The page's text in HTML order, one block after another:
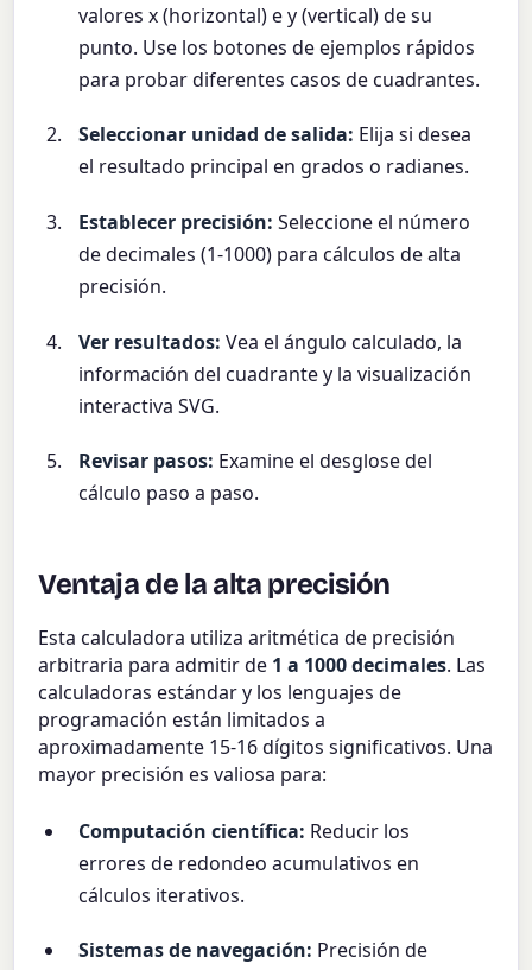
valores x (horizontal) e y (vertical) de su
punto. Use los botones de ejemplos rápidos
para probar diferentes casos de cuadrantes.
Seleccionar unidad de salida: Elija si desea
el resultado principal en grados o radianes.
Establecer precisión: Seleccione el número
de decimales (1-1000) para cálculos de alta
precisión.
Ver resultados: Vea el ángulo calculado, la
información del cuadrante y la visualización
interactiva SVG.
Revisar pasos: Examine el desglose del
cálculo paso a paso.
Ventaja de la alta precisión
Esta calculadora utiliza aritmética de precisión
arbitraria para admitir de 1 a 1000 decimales. Las
calculadoras estándar y los lenguajes de
programación están limitados a
aproximadamente 15-16 dígitos significativos. Una
mayor precisión es valiosa para:
Computación científica: Reducir los
errores de redondeo acumulativos en
cálculos iterativos.
Sistemas de navegación: Precisión de